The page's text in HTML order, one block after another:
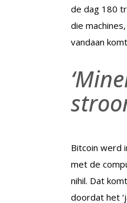
de dag 180
die
vandaan
Bitcoin werd
met de
nihil. Dat
doordat het